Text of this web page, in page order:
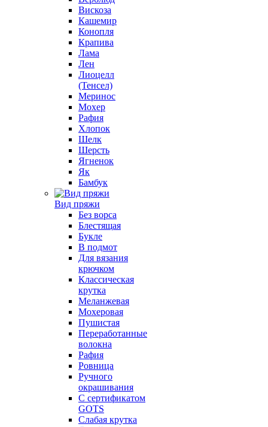
Вискоза
Кашемир
Конопля
Крапива
Лама
Лен
Лиоцелл
(Тенсел)
Меринос
Мохер
Рафия
Хлопок
Шелк
Шерсть
Ягненок
Як
Бамбук
Вид пряжи
Без ворса
Блестящая
Букле
В подмот
Для вязания
крючком
Классическая
крутка
Меланжевая
Мохеровая
Пушистая
Переработанные
волокна
Рафия
Ровница
Ручного
окрашивания
С сертификатом
GOTS
Слабая крутка